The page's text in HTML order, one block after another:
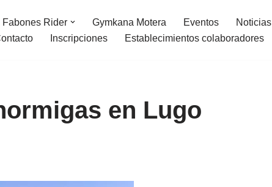
Fabones Rider Gymkana Motera Eventos Noticias
Inscripciones Establecimientos colaboradores
en Lugo